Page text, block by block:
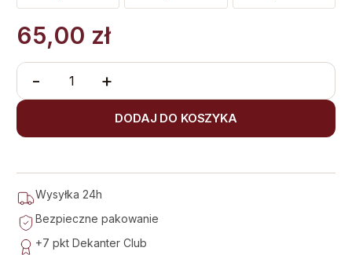
65,00 zł
- +
DODAJ DO KOSZYKA
Wysyłka 24h
Bezpieczne pakowanie
+7 pkt Dekanter Club